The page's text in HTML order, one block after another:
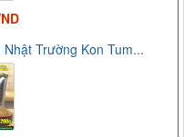
Trường Kon Tum...